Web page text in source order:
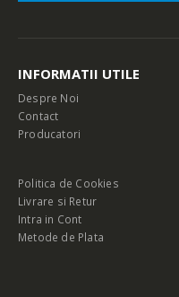
INFORMATII UTILE
Despre Noi
Contact
Producatori
Politica de Cookies
Livrare si Retur
Intra in Cont
Metode de Plata